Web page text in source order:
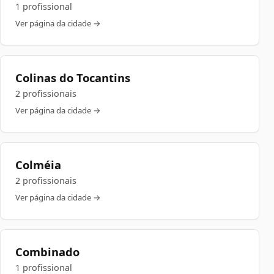
1 profissional
Ver página da cidade →
Colinas do Tocantins
2 profissionais
Ver página da cidade →
Colméia
2 profissionais
Ver página da cidade →
Combinado
1 profissional